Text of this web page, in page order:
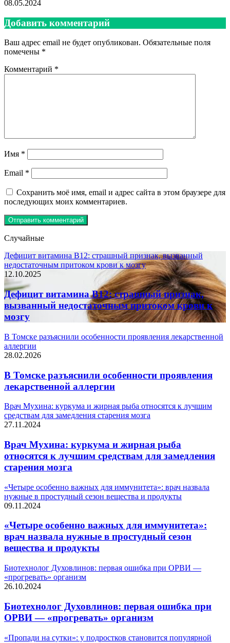
08.05.2024
Добавить комментарий
Ваш адрес email не будет опубликован. Обязательные поля
помечены *
Комментарий *
Имя *
Email *
Сохранить моё имя, email и адрес сайта в этом браузере для
последующих моих комментариев.
Случайные
Дефицит витамина B12: страшный признак, вызванный
недостаточным притоком крови к мозгу
12.10.2025
Дефицит витамина B12: страшный признак,
вызванный недостаточным притоком крови к
мозгу
В Томске разъяснили особенности проявления лекарственной
аллергии
28.02.2026
В Томске разъяснили особенности проявления
лекарственной аллергии
Врач Мухина: куркума и жирная рыба относятся к лучшим
средствам для замедления старения мозга
27.11.2024
Врач Мухина: куркума и жирная рыба
относятся к лучшим средствам для замедления
старения мозга
«Четыре особенно важных для иммунитета»: врач назвала
нужные в простудный сезон вещества и продукты
09.11.2024
«Четыре особенно важных для иммунитета»:
врач назвала нужные в простудный сезон
вещества и продукты
Биотехнолог Духовлинов: первая ошибка при ОРВИ —
«прогревать» организм
26.10.2024
Биотехнолог Духовлинов: первая ошибка при
ОРВИ — «прогревать» организм
«Пропади на сутки»: у подростков становится популярной